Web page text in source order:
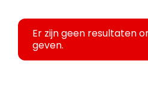
Er zijn geen resultaten
geven.